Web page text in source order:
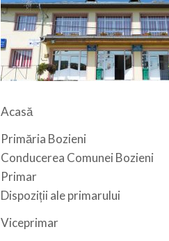
Acasă
Primăria Bozieni
Conducerea Comunei Bozieni
Primar
Dispoziții ale primarului
Viceprimar